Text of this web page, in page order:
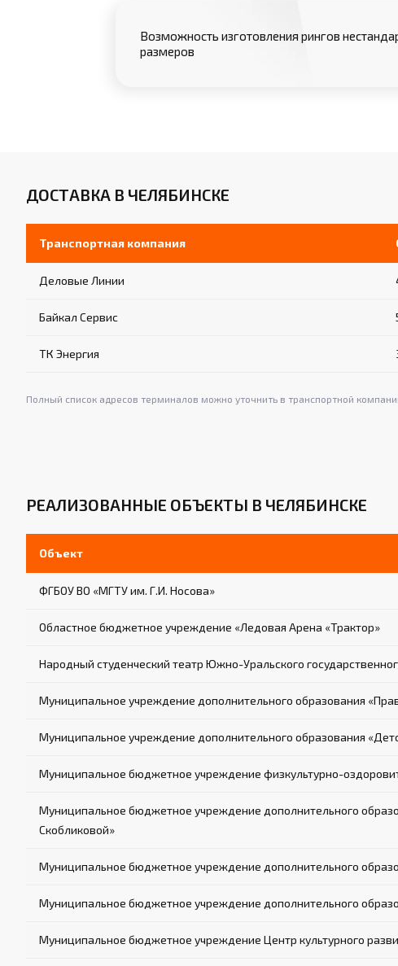
Возможность изготовления рингов
размеров
ДОСТАВКА В ЧЕЛЯБИНСКЕ
Транспортная компания
Деловые Линии
Байкал Сервис
ТК Энергия
Полный список адресов терминалов можно уточнить в транспортной
РЕАЛИЗОВАННЫЕ ОБЪЕКТЫ В ЧЕЛЯБИНСКЕ
Объект
ФГБОУ ВО «МГТУ им. Г.И. Носова»
Областное бюджетное учреждение «Ледовая Арена «Трактор»
Народный студенческий театр Южно-Уральского
Муниципальное учреждение дополнительного образования
Муниципальное учреждение дополнительного образования
Муниципальное бюджетное учреждение физкультурно-
Муниципальное бюджетное учреждение дополнительного
Скобликовой»
Муниципальное бюджетное учреждение дополнительного
Муниципальное бюджетное учреждение дополнительного
Муниципальное бюджетное учреждение Центр культурного